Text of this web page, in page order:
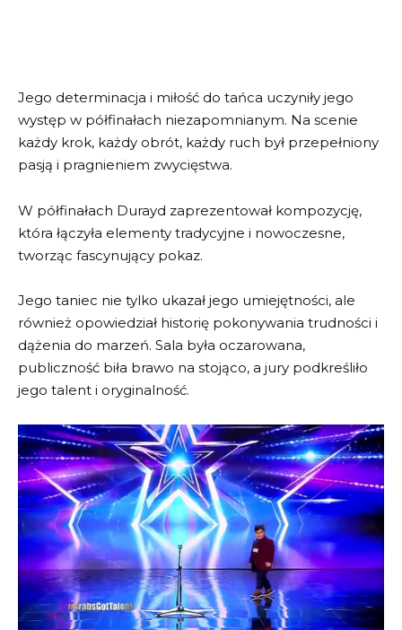
Jego determinacja i miłość do tańca uczyniły jego
występ w półfinałach niezapomnianym. Na scenie
każdy krok, każdy obrót, każdy ruch był przepełniony
pasją i pragnieniem zwycięstwa.
W półfinałach Durayd zaprezentował kompozycję,
która łączyła elementy tradycyjne i nowoczesne,
tworząc fascynujący pokaz.
Jego taniec nie tylko ukazał jego umiejętności, ale
również opowiedział historię pokonywania trudności i
dążenia do marzeń. Sala była oczarowana,
publiczność biła brawo na stojąco, a jury podkreśliło
jego talent i oryginalność.